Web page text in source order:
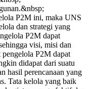
P2M ini, maka UNS
dan strategi yang
P2M dapat
visi, misi dan
P2M dapat
didapat dari suatu
hasil perencanaan yang
Tata kelola yang baik